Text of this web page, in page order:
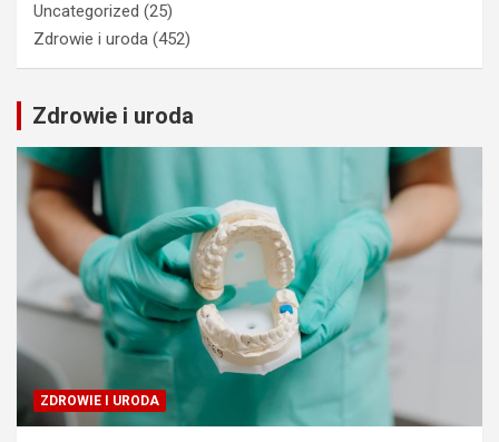
Uncategorized (25)
Zdrowie i uroda (452)
Zdrowie i uroda
ZDROWIE I URODA